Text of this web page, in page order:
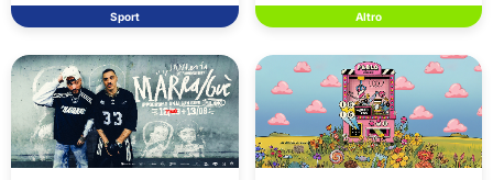
Sport Altro